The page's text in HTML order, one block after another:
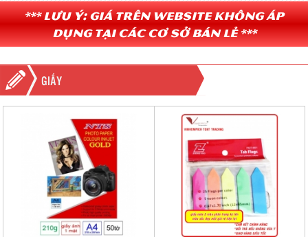
*** Lưu ý: Giá trên website không áp
dụng tại các cơ sở bán lẻ ***
GIẤY